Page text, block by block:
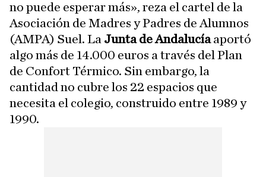
no puede esperar más», reza el cartel de la
Asociación de Madres y Padres de Alumnos
(AMPA) Suel. La Junta de Andalucíaaportó
algo más de 14.000 euros a través del Plan
de Confort Térmico. Sin embargo, la
cantidad no cubre los 22 espacios que
necesita el colegio, construido entre 1989 y
1990.